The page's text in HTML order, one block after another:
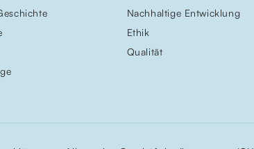
Nachhaltige Entwicklung
Ethik
Qualität